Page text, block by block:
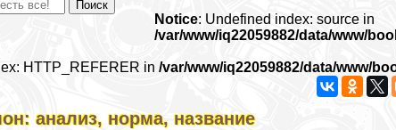
Notice: Undefined index: source in
/var/www/iq22059882/data/www/
HTTP_REFERER in /var/www/iq22059882/data/www/
анализ, норма, название